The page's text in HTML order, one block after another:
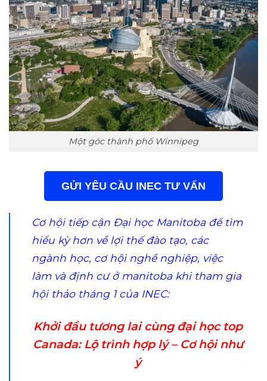
Một góc thành phố Winnipeg
GỬI YÊU CẦU INEC TƯ VẤN
Cơ hội tiếp cận Đại học Manitoba để tìm
hiểu kỳ hơn về lợi thế đào tạo, các
ngành học, cơ hội nghề nghiệp, việc
làm và định cư ở manitoba khi tham gia
hội thảo tháng 1 của INEC:
Khởi đầu tương lai cùng đại học top
Canada: Lộ trình hợp lý – Cơ hội như
ý